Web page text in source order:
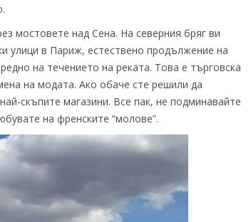
мостовете над Сена. На северния бряг ви
улици в Париж, естествено продължение на
на течението на реката. Това е търговска
на модата. Ако обаче сте решили да
скъпите магазини. Все пак, не подминавайте
на френските “молове”.